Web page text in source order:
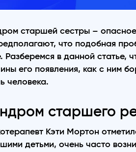
старшей сестры –
что подобная
Разберемся в данной статье,
его появления, как с ним
человека.
старшего
Кэти Мортон
детьми, очень часто